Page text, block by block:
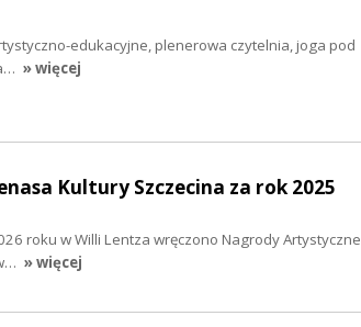
edukacyjne, plenerowa czytelnia, joga pod
» więcej
Kultury Szczecina za rok 2025
roku w Willi Lentza wręczono Nagrody Artystyczne
» więcej